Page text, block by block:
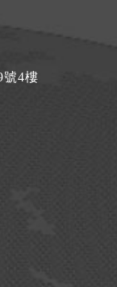
號4樓